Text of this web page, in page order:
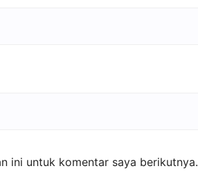
ini untuk komentar saya berikutnya.